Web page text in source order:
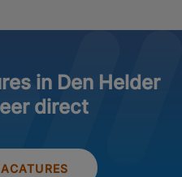
in Den Helder
direct